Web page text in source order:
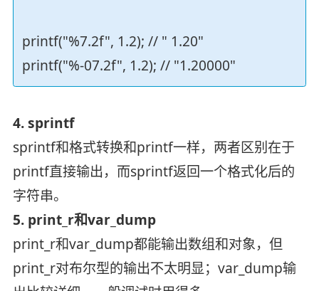
printf("%7.2f", 1.2); // " 1.20"
printf("%-07.2f", 1.2); // "1.20000"
4. sprintf
sprintf和格式转换和printf一样，两者区别在于
printf直接输出，而sprintf返回一个格式化后的
字符串。
5. print_r和var_dump
print_r和var_dump都能输出数组和对象，但
print_r对布尔型的输出不太明显；var_dump输